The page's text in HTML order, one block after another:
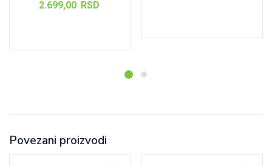
2.699,00 RSD
Povezani proizvodi